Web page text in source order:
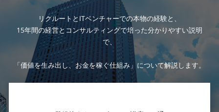
リクルートとITベンチャーでの本物の経験と、
15年間の経営とコンサルティングで培った分かりやすい説明
で、
「価値を生み出し、お金を稼ぐ仕組み」について解説します。